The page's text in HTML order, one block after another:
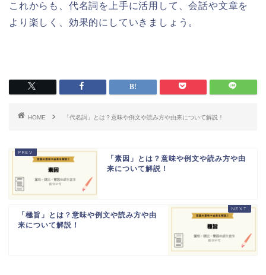
これからも、代名詞を上手に活用して、会話や文章を
より楽しく、効果的にしていきましょう。
HOME 「代名詞」とは？意味や例文や読み方や由来について解説！
「素因」とは？意味や例文や読み方や由
来について解説！
「極旨」とは？意味や例文や読み方や由
来について解説！